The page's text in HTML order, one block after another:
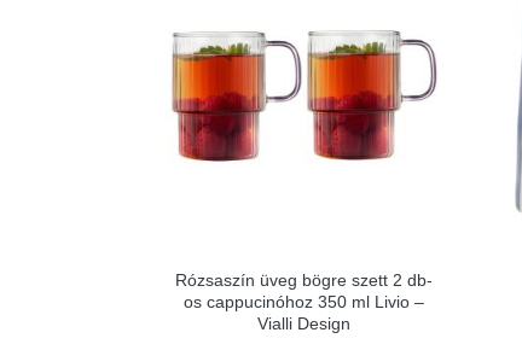
Rózsaszín üveg bögre szett 2 db-
os cappucinóhoz 350 ml Livio –
Vialli Design